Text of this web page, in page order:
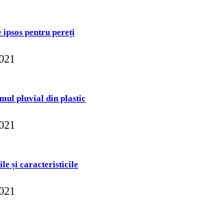
ipsos pentru pereți
pluvial din plastic
și caracteristicile